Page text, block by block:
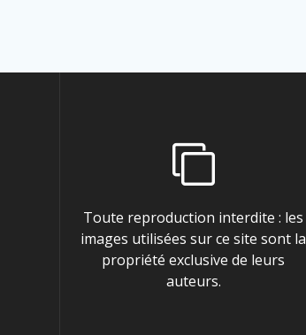
Toute reproduction interdite : les
images utilisées sur ce site sont la
propriété exclusive de leurs
auteurs.